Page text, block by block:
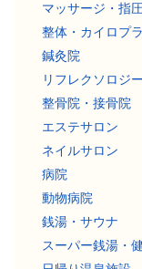
マッサージ・指
整体・カイロプ
鍼灸院
リフレクソロジー
整骨院・接骨院
エステサロン
ネイルサロン
病院
動物病院
銭湯・サウナ
スーパー銭湯・